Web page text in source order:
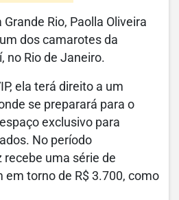
Rio, Paolla Oliveira
dos camarotes da
no Rio de Janeiro.
ela terá direito a um
se preparará para o
exclusivo para
No período
uma série de
torno de R$ 3.700, como